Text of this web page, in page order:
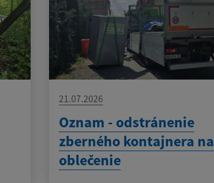
21.07.2026
Oznam - odstránenie
zberného kontajnera na
oblečenie